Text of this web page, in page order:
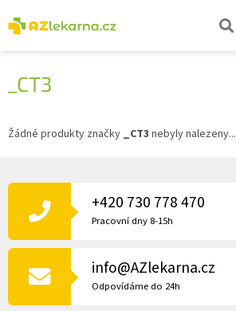
na
obsah
_CT3
Žádné produkty značky _CT3 nebyly nalezeny...
Á
T
+420 730 778 470
Pracovní dny 8-15h
info@AZlekarna.cz
Odpovídáme do 24h